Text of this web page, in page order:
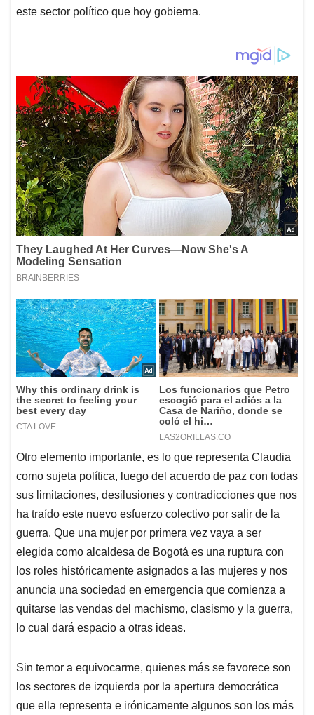
este sector político que hoy gobierna.
Otro elemento importante, es lo que representa Claudia
como sujeta política, luego del acuerdo de paz con todas
sus limitaciones, desilusiones y contradicciones que nos
ha traído este nuevo esfuerzo colectivo por salir de la
guerra. Que una mujer por primera vez vaya a ser
elegida como alcaldesa de Bogotá es una ruptura con
los roles históricamente asignados a las mujeres y nos
anuncia una sociedad en emergencia que comienza a
quitarse las vendas del machismo, clasismo y la guerra,
lo cual dará espacio a otras ideas.
Sin temor a equivocarme, quienes más se favorece son
los sectores de izquierda por la apertura democrática
que ella representa e irónicamente algunos son los más